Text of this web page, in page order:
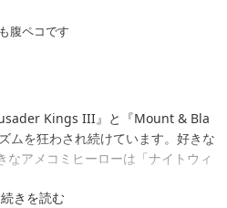
腹ペコです
Kings III』と『Mount & Bla
を狂わされ続けています。好きな
アメコミヒーローは「ナイトウィ
きを読む